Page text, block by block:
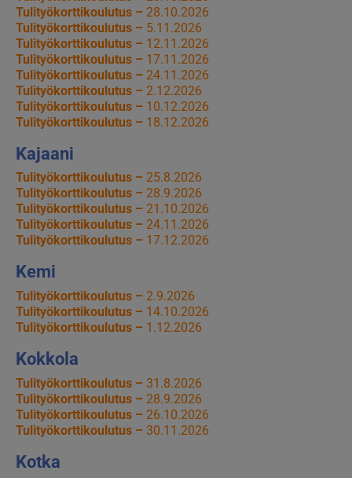
Tulityökorttikoulutus – 28.10.2026
Tulityökorttikoulutus – 5.11.2026
Tulityökorttikoulutus – 12.11.2026
Tulityökorttikoulutus – 17.11.2026
Tulityökorttikoulutus – 24.11.2026
Tulityökorttikoulutus – 2.12.2026
Tulityökorttikoulutus – 10.12.2026
Tulityökorttikoulutus – 18.12.2026
Kajaani
Tulityökorttikoulutus – 25.8.2026
Tulityökorttikoulutus – 28.9.2026
Tulityökorttikoulutus – 21.10.2026
Tulityökorttikoulutus – 24.11.2026
Tulityökorttikoulutus – 17.12.2026
Kemi
Tulityökorttikoulutus – 2.9.2026
Tulityökorttikoulutus – 14.10.2026
Tulityökorttikoulutus – 1.12.2026
Kokkola
Tulityökorttikoulutus – 31.8.2026
Tulityökorttikoulutus – 28.9.2026
Tulityökorttikoulutus – 26.10.2026
Tulityökorttikoulutus – 30.11.2026
Kotka